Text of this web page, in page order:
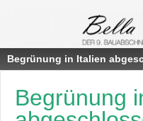
Begrünung in Italien
Begrünung